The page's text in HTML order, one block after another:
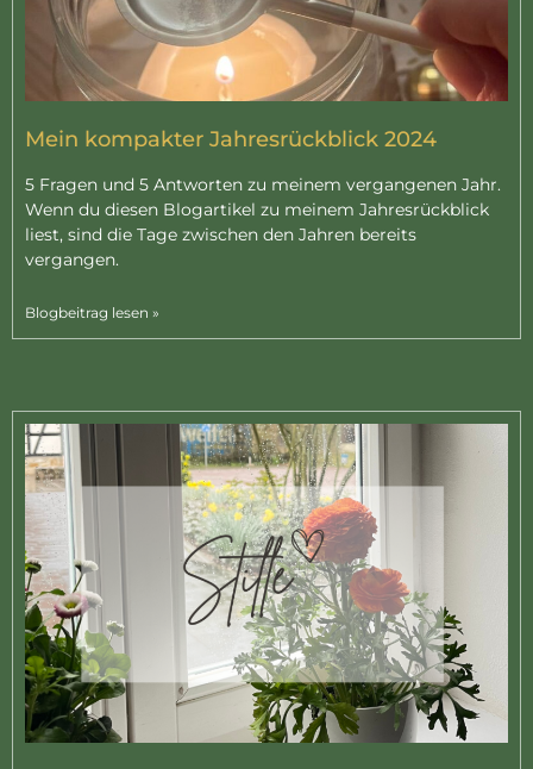
Mein kompakter Jahresrückblick 2024
5 Fragen und 5 Antworten zu meinem vergangenen Jahr.
Wenn du diesen Blogartikel zu meinem Jahresrückblick
liest, sind die Tage zwischen den Jahren bereits
vergangen.
Blogbeitrag lesen »